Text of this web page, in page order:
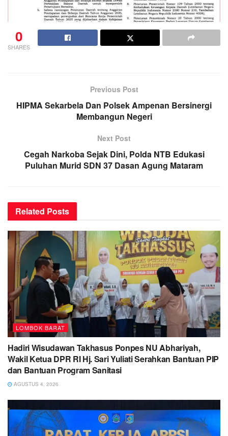
0
SHARES
Previous Post
HIPMA Sekarbela Dan Polsek Ampenan Bersinergi
Membangun Negeri
Next Post
Cegah Narkoba Sejak Dini, Polda NTB Edukasi
Puluhan Murid SDN 37 Dasan Agung Mataram
Related Posts
LOMBOK BARAT
Hadiri Wisudawan Takhasus Ponpes NU Abhariyah,
Wakil Ketua DPR RI Hj. Sari Yuliati Serahkan Bantuan PIP
dan Bantuan Program Sanitasi
AGUSTUS 4, 2026